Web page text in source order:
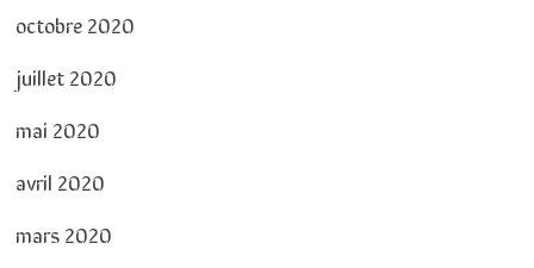
octobre 2020
juillet 2020
mai 2020
avril 2020
mars 2020